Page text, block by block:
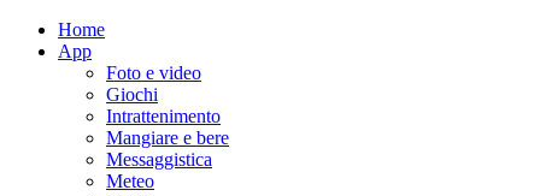
Home
App
Foto e video
Giochi
Intrattenimento
Mangiare e bere
Messaggistica
Meteo